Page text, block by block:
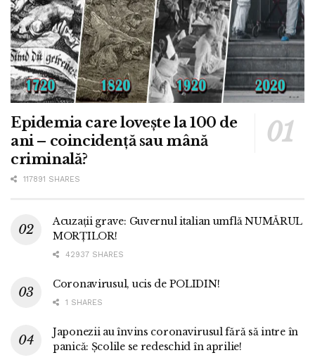
Epidemia care lovește la 100 de
ani – coincidență sau mână
criminală?
117891 SHARES
Acuzații grave: Guvernul italian umflă NUMĂRUL
MORȚILOR!
42937 SHARES
Coronavirusul, ucis de POLIDIN!
1 SHARES
Japonezii au învins coronavirusul fără să intre în
panică: Școlile se redeschid în aprilie!